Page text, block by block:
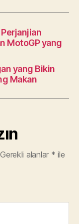
MotoGP yang
yang Bikin
Makan
Gerekli alanlar * ile